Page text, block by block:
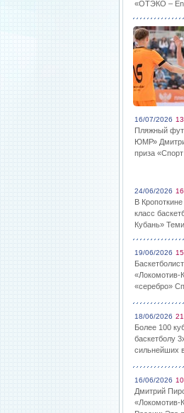
«ОТЭКО –
16/07/2026
Пляжный
ЮМР»
приза
24/06/2026
В
класс
Кубань»
19/06/2026
«Локомотив-
«серебро»
18/06/2026
Более 100
баскетболу
сильнейших
16/06/2026
Дмитрий
«Локомотив-